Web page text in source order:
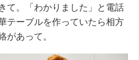
て。「わかりました」と電話
テーブルを作っていたら相方
があって。